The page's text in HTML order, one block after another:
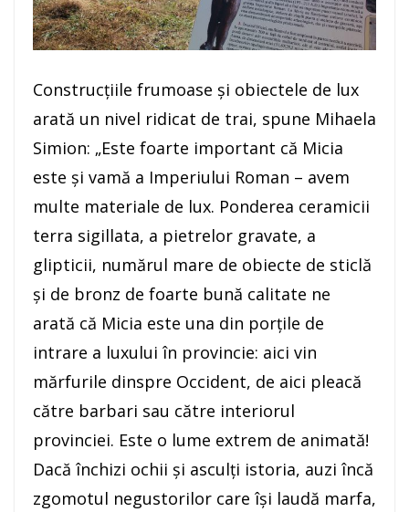
Construcţiile frumoase şi obiectele de lux
arată un nivel ridicat de trai, spune Mihaela
Simion: „Este foarte important că Micia
este şi vamă a Imperiului Roman – avem
multe materiale de lux. Ponderea ceramicii
terra sigillata, a pietrelor gravate, a
glipticii, numărul mare de obiecte de sticlă
şi de bronz de foarte bună calitate ne
arată că Micia este una din porţile de
intrare a luxului în provincie: aici vin
mărfurile dinspre Occident, de aici pleacă
către barbari sau către interiorul
provinciei. Este o lume extrem de animată!
Dacă închizi ochii şi asculţi istoria, auzi încă
zgomotul negustorilor care îşi laudă marfa,